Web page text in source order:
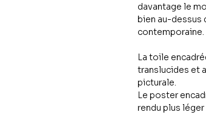
davantage le
bien au-dessus
contemporaine.
La toile
translucides et
picturale.
Le poster
rendu plus